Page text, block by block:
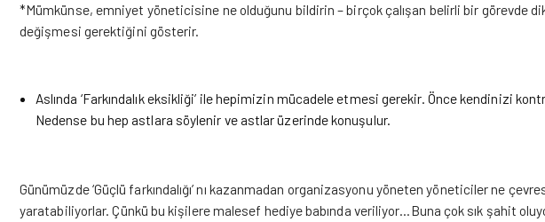
*Mümkünse, emniyet yöneticisine ne olduğunu bildirin – birçok çalışan belirli bir görevde
değişmesi gerektiğini gösterir.
Aslında ‘Farkındalık eksikliği’ ile hepimizin mücadele etmesi gerekir. Önce kendinizi
Nedense bu hep astlara söylenir ve astlar üzerinde konuşulur.
Günümüzde ‘Güçlü farkındalığı’ nı kazanmadan organizasyonu yöneten yöneticiler ne
yaratabiliyorlar. Çünkü bu kişilere malesef hediye babında veriliyor…Buna çok sık şahit